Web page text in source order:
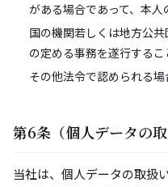
がある場合であって、本
国の機関若しくは地方公
の定める事務を遂行する
その他法令で認められる場
第6条（個人データの
当社は、個人データの取扱